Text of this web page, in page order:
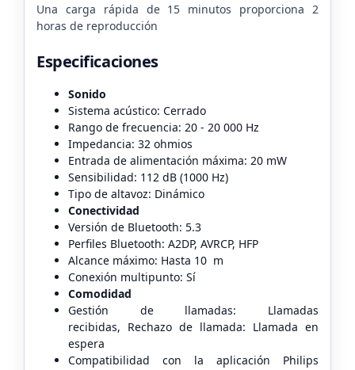
Una carga rápida de 15 minutos proporciona 2
horas de reproducción
Especificaciones
Sonido
Sistema acústico: Cerrado
Rango de frecuencia: 20 - 20 000 Hz
Impedancia: 32 ohmios
Entrada de alimentación máxima: 20 mW
Sensibilidad: 112 dB (1000 Hz)
Tipo de altavoz: Dinámico
Conectividad
Versión de Bluetooth: 5.3
Perfiles Bluetooth: A2DP, AVRCP, HFP
Alcance máximo: Hasta 10 m
Conexión multipunto: Sí
Comodidad
Gestión de llamadas: Llamadas
recibidas, Rechazo de llamada: Llamada en
espera
Compatibilidad con la aplicación Philips